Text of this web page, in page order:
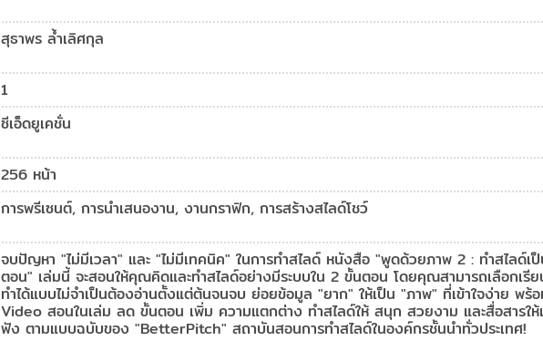
สุธาพร ล้ำเลิศกุล
1
ซีเอ็ดยูเคชั่น
256 หน้า
การพรีเซนต์, การนำเสนองาน, งานกราฟิก, การสร้างสไลด์โชว์
จบปัญหา "ไม่มีเวลา" และ "ไม่มีเทคนิค" ในการทำสไลด์ หนังสือ "พูดด้วยภาพ 2 : ทำสไลด์เ
ตอน" เล่มนี้ จะสอนให้คุณคิดและทำสไลด์อย่างมีระบบใน 2 ขั้นตอน โดยคุณสามารถเลือกเรี
ทำได้แบบไม่จำเป็นต้องอ่านตั้งแต่ต้นจนจบ ย่อยข้อมูล "ยาก" ให้เป็น "ภาพ" ที่เข้าใจง่าย พ
Video สอนในเล่ม ลด ขั้นตอน เพิ่ม ความแตกต่าง ทำสไลด์ให้ สนุก สวยงาม และสื่อสารใ
ฟัง ตามแบบฉบับของ "BetterPitch" สถาบันสอนการทำสไลด์ในองค์กรชั้นนำทั่วประเทศ!